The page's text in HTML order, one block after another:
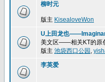
柳时元
版主 KisealoveWon
U上田龙也
美文区——相关KT的原
版主 池袋西口公园 ,
李英爱